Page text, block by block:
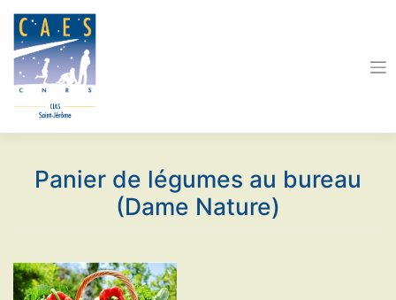
content
Panier de légumes au bureau
(Dame Nature)